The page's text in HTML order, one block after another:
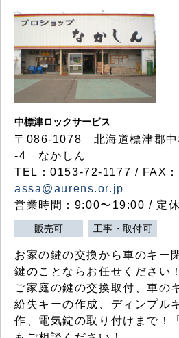
中標津ロックサービス
〒086-1078 北海道標津郡中
-4 なかしん
TEL：0153-72-1177 / FAX
assa@aurens.or.jp
営業時間：9:00〜19:00 / 定
販売可 工事・取付可
お家の鍵の交換から車のキー
鍵のことならお任せください！
ご家庭の鍵の交換取付、車の
紛失キーの作成、ディンプル
作、電気錠の取り付けまで！